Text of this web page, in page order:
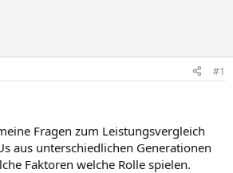
#1
Fragen zum Leistungsvergleich
aus unterschiedlichen Generationen
Faktoren welche Rolle spielen.